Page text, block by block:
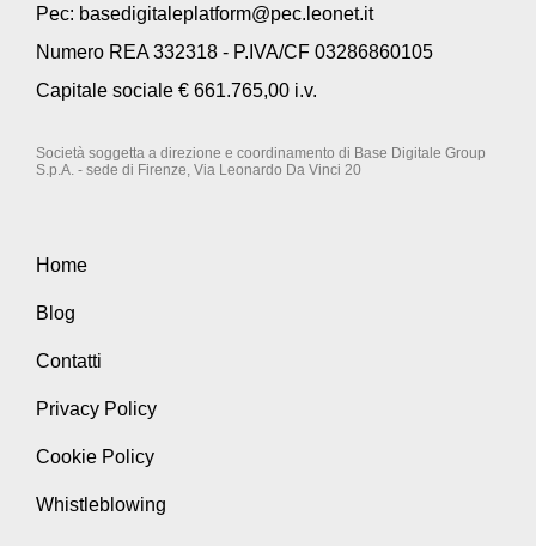
Pec: basedigitaleplatform@pec.leonet.it
Numero REA 332318 - P.IVA/CF 03286860105
Capitale sociale € 661.765,00 i.v.
Società soggetta a direzione e coordinamento di Base Digitale Group
S.p.A. - sede di Firenze, Via Leonardo Da Vinci 20
Home
Blog
Contatti
Privacy Policy
Cookie Policy
Whistleblowing